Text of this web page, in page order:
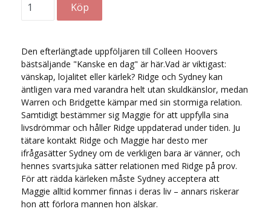
Den efterlängtade uppföljaren till Colleen Hoovers
bästsäljande "Kanske en dag" är här.Vad är viktigast:
vänskap, lojalitet eller kärlek? Ridge och Sydney kan
äntligen vara med varandra helt utan skuldkänslor, medan
Warren och Bridgette kämpar med sin stormiga relation.
Samtidigt bestämmer sig Maggie för att uppfylla sina
livsdrömmar och håller Ridge uppdaterad under tiden. Ju
tätare kontakt Ridge och Maggie har desto mer
ifrågasätter Sydney om de verkligen bara är vänner, och
hennes svartsjuka sätter relationen med Ridge på prov.
För att rädda kärleken måste Sydney acceptera att
Maggie alltid kommer finnas i deras liv – annars riskerar
hon att förlora mannen hon älskar.